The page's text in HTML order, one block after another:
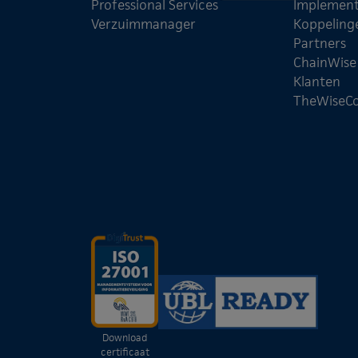
Professional Services
Verzuimmanager
Partners
Klanten
Download
certificaat